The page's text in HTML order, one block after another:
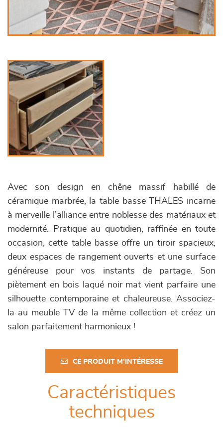
Avec son design en chêne massif habillé de
céramique marbrée, la table basse THALES incarne
à merveille l’alliance entre noblesse des matériaux et
modernité. Pratique au quotidien, raffinée en toute
occasion, cette table basse offre un tiroir spacieux,
deux espaces de rangement ouverts et une surface
généreuse pour vos instants de partage. Son
piètement en bois laqué noir mat vient parfaire une
silhouette contemporaine et chaleureuse. Associez-
la au meuble TV de la même collection et créez un
salon parfaitement harmonieux !
CE PRODUIT M'INTÉRESSE
Caractéristiques
techniques